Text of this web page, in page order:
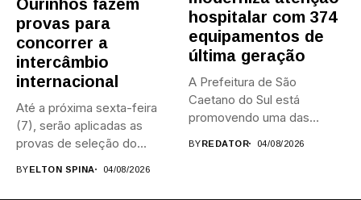
Ourinhos fazem
provas para
concorrer a
intercâmbio
internacional
Até a próxima sexta-feira
(7), serão aplicadas as
provas de seleção do...
BYELTON SPINA 04/08/2026
hospitalar com 374
equipamentos de
última geração
A Prefeitura de São
Caetano do Sul está
promovendo uma das
BYREDATOR 04/08/2026